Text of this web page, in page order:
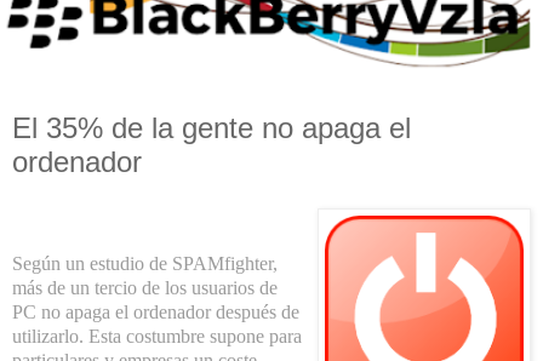
El 35% de la gente no apaga el
ordenador
Según un estudio de SPAMfighter,
más de un tercio de los usuarios de
PC no apaga el ordenador después de
utilizarlo. Esta costumbre supone para